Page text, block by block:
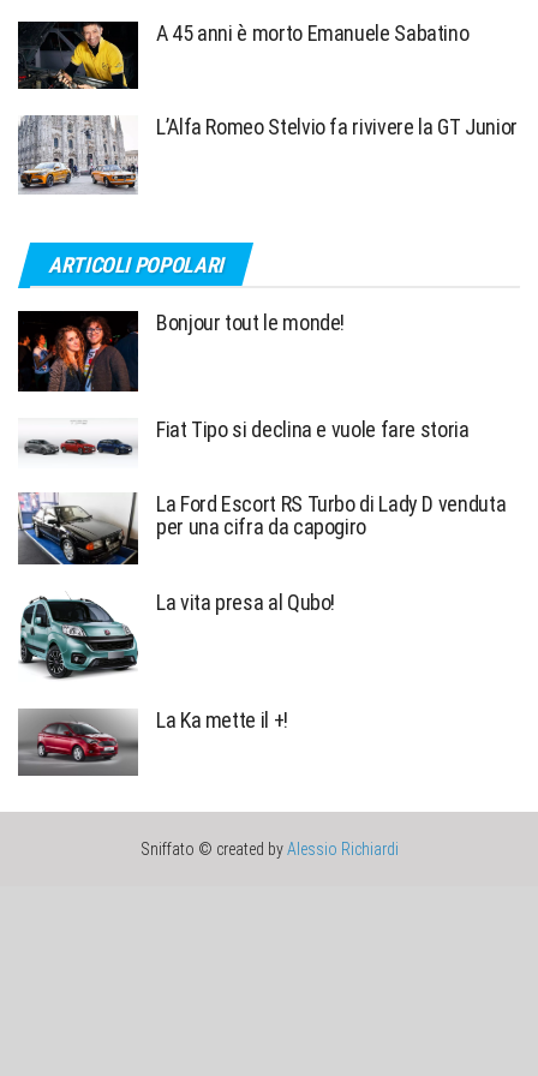
A 45 anni è morto Emanuele Sabatino
L’Alfa Romeo Stelvio fa rivivere la GT Junior
ARTICOLI POPOLARI
Bonjour tout le monde!
Fiat Tipo si declina e vuole fare storia
La Ford Escort RS Turbo di Lady D venduta
per una cifra da capogiro
La vita presa al Qubo!
La Ka mette il +!
Sniffato © created byAlessio Richiardi